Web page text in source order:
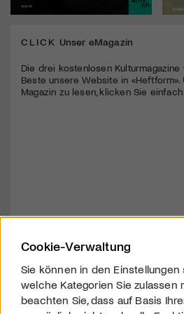
CLICK Unser eMagazin
Die drei kostenlosen
Beste unsere Website in
Magazin zu lesen, klicken Sie
Cookie-Verwaltung
Sie können in den
welche Kategorien Sie zulassen
beachten Sie, dass auf Basis